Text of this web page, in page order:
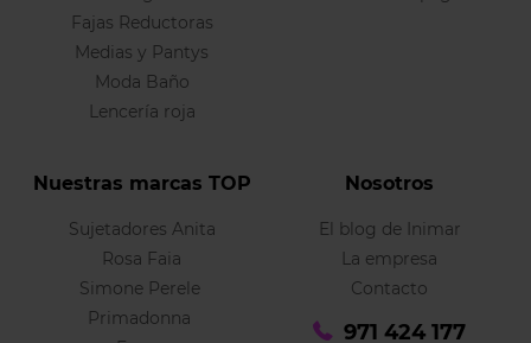
Fajas Reductoras
Medias y Pantys
Moda Baño
Lencería roja
Nuestras marcas TOP
Sujetadores Anita
Rosa Faia
Simone Perele
Primadonna
Nosotros
El blog de Inimar
La empresa
Contacto
971 424 177